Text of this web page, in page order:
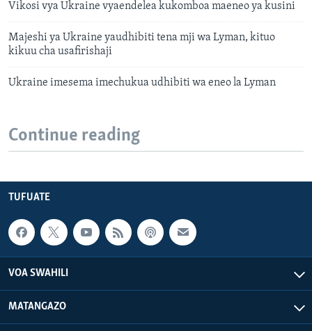
Vikosi vya Ukraine vyaendelea kukomboa maeneo ya kusini
Majeshi ya Ukraine yaudhibiti tena mji wa Lyman, kituo
kikuu cha usafirishaji
Ukraine imesema imechukua udhibiti wa eneo la Lyman
Continue reading
TUFUATE
VOA SWAHILI
MATANGAZO